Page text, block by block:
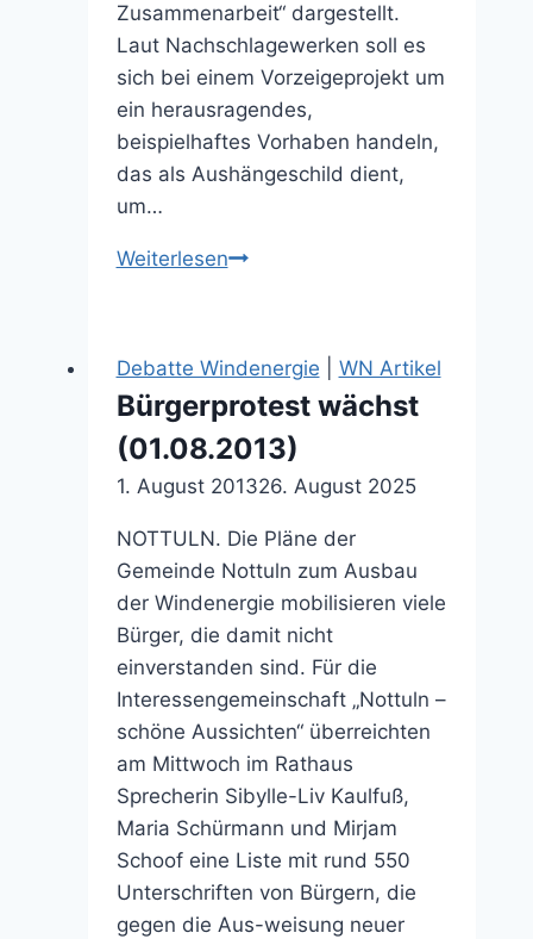
Zusammenarbeit“ dargestellt.
Laut Nachschlagewerken soll es
sich bei einem Vorzeigeprojekt um
ein herausragendes,
beispielhaftes Vorhaben handeln,
das als Aushängeschild dient,
um…
WeiterlesenVorzeigeprojekt
Debatte Windenergie
WN Artikel
Bürgerprotest wächst
(01.08.2013)
1. August 201326. August 2025
NOTTULN. Die Pläne der
Gemeinde Nottuln zum Ausbau
der Windenergie mobilisieren viele
Bürger, die damit nicht
einverstanden sind. Für die
Interessengemeinschaft „Nottuln –
schöne Aussichten“ überreichten
am Mittwoch im Rathaus
Sprecherin Sibylle-Liv Kaulfuß,
Maria Schürmann und Mirjam
Schoof eine Liste mit rund 550
Unterschriften von Bürgern, die
gegen die Aus-weisung neuer